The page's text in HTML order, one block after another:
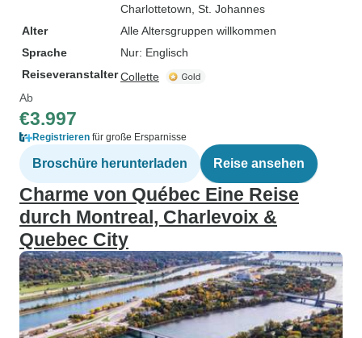
Charlottetown , St. Johannes
Alter
Alle Altersgruppen willkommen
Sprache
Nur: Englisch
ReiseveranstalterCollette
Ab
€3.997
Registrieren für große Ersparnisse
Broschüre herunterladen Reise ansehen
Charme von Québec Eine Reise
durch Montreal, Charlevoix &
Quebec City